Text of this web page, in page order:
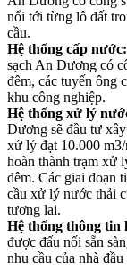
nổi tới từng lô đất
cầu.
Hệ thống cấp nước:
sạch An Dương có
đêm, các tuyến ông
khu công nghiệp.
Hệ thống xử lý
Dương sẽ đầu tư
xử lý đạt 10.000
hoàn thành trạm xử
đêm. Các giai đoạn
cầu xử lý nước thải
tương lai.
Hệ thống thông tin
được đấu nối sẵn
nhu cầu của nhà đầu